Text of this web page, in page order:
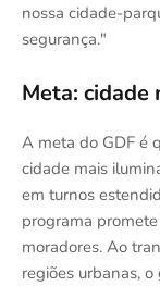
nossa cidade-
segurança."
Meta:
A meta do GDF é
cidade mais
em turnos
programa
moradores. Ao
regiões urbanas,